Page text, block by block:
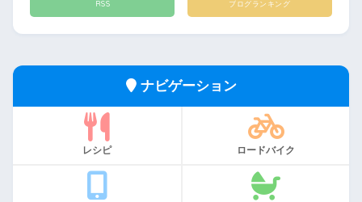
RSS ブログランキング
ナビゲーション
レシピ ロードバイク